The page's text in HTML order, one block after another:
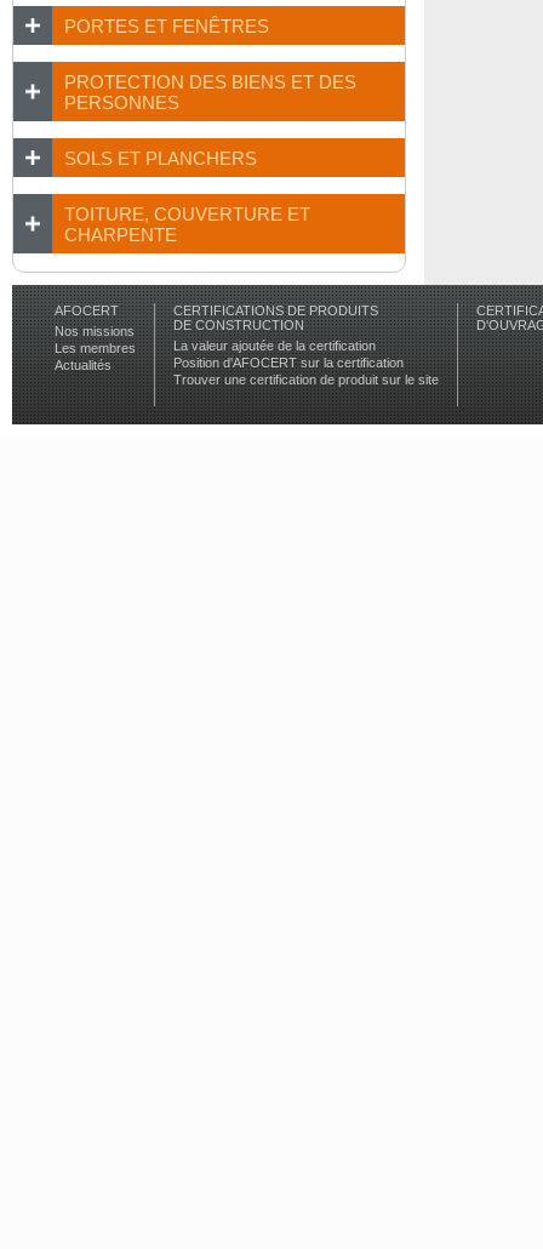
PORTES ET FENÊTRES
PROTECTION DES BIENS ET DES
PERSONNES
SOLS ET PLANCHERS
TOITURE, COUVERTURE ET
CHARPENTE
AFOCERT
Nos missions
Les membres
Actualités
CERTIFICATIONS DE PRODUITS
DE CONSTRUCTION
La valeur ajoutée de la certification
Position d'AFOCERT sur la certification
Trouver une certification de produit sur le site